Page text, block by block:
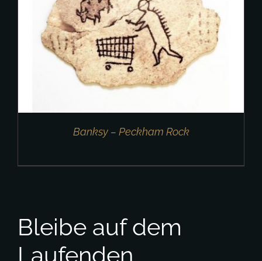
Banksy – Peckham Rock
Bleibe auf dem
Laufenden